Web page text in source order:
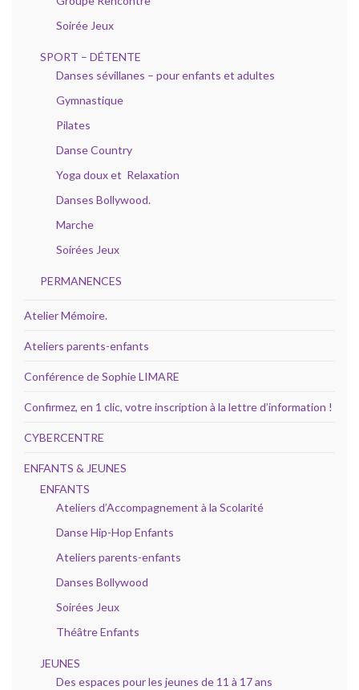
Soirée Jeux
SPORT – DÉTENTE
Danses sévillanes – pour enfants et adultes
Gymnastique
Pilates
Danse Country
Yoga doux et Relaxation
Danses Bollywood.
Marche
Soirées Jeux
PERMANENCES
Atelier Mémoire.
Ateliers parents-enfants
Conférence de Sophie LIMARE
Confirmez, en 1 clic, votre inscription à la lettre d’information !
CYBERCENTRE
ENFANTS & JEUNES
ENFANTS
Ateliers d’Accompagnement à la Scolarité
Danse Hip-Hop Enfants
Ateliers parents-enfants
Danses Bollywood
Soirées Jeux
Théâtre Enfants
JEUNES
Des espaces pour les jeunes de 11 à 17 ans